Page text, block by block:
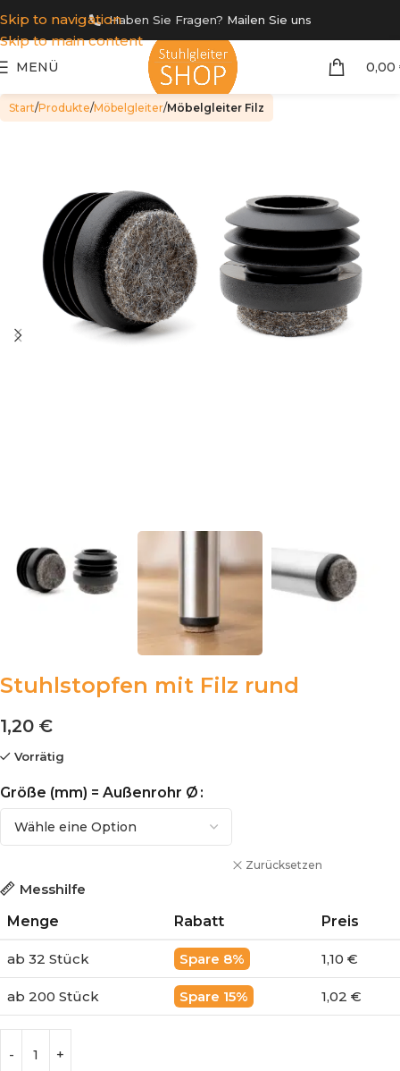
Skip to navigation
Skip to main content
Haben Sie Fragen? Mailen Sie uns
MENÜ 0,00
Start Produkte Möbelgleiter Möbelgleiter Filz
Stuhlstopfen mit Filz rund
1,20 €
Vorrätig
Größe (mm) = Außenrohr Ø
Zurücksetzen
Messhilfe
Menge
Rabatt Preis
ab 32 Stück 8% 1,10 €
ab 200 Stück 15% 1,02 €